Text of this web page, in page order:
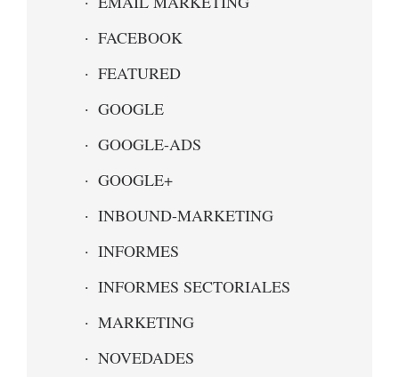
FACEBOOK
FEATURED
GOOGLE
GOOGLE-ADS
GOOGLE+
INBOUND-MARKETING
INFORMES
INFORMES SECTORIALES
MARKETING
NOVEDADES